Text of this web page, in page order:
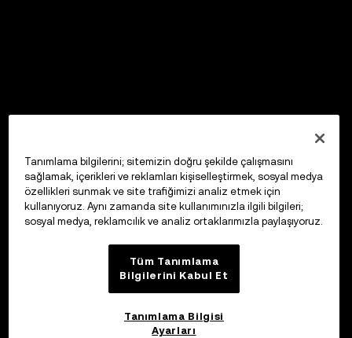
Tanımlama bilgilerini; sitemizin doğru şekilde çalışmasını
sağlamak, içerikleri ve reklamları kişiselleştirmek, sosyal medya
özellikleri sunmak ve site trafiğimizi analiz etmek için
kullanıyoruz. Aynı zamanda site kullanımınızla ilgili bilgileri;
sosyal medya, reklamcılık ve analiz ortaklarımızla paylaşıyoruz.
Tüm Tanımlama
Bilgilerini Kabul Et
Tanımlama Bilgisi
Ayarları